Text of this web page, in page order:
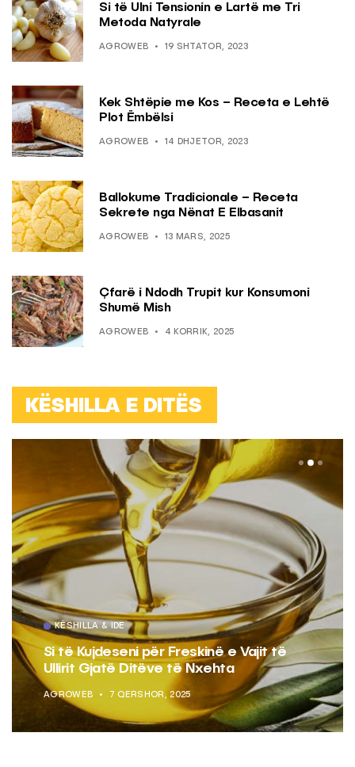
Si të Ulni Tensionin e Lartë me Tri
Metoda Natyrale
AGROWEB 19 SHTATOR, 2023
Kek Shtëpie me Kos – Receta e Lehtë
Plot Ëmbëlsi
AGROWEB 14 DHJETOR, 2023
Ballokume Tradicionale – Receta
Sekrete nga Nënat E Elbasanit
AGROWEB 13 MARS, 2025
Çfarë i Ndodh Trupit kur Konsumoni
Shumë Mish
AGROWEB 4 KORRIK, 2025
KËSHILLA E DITËS
KËSHILLA & IDE
Si të Kujdeseni për Freskinë e Vajit të
Ullirit Gjatë Ditëve të Nxehta
AGROWEB 7 QERSHOR, 2025